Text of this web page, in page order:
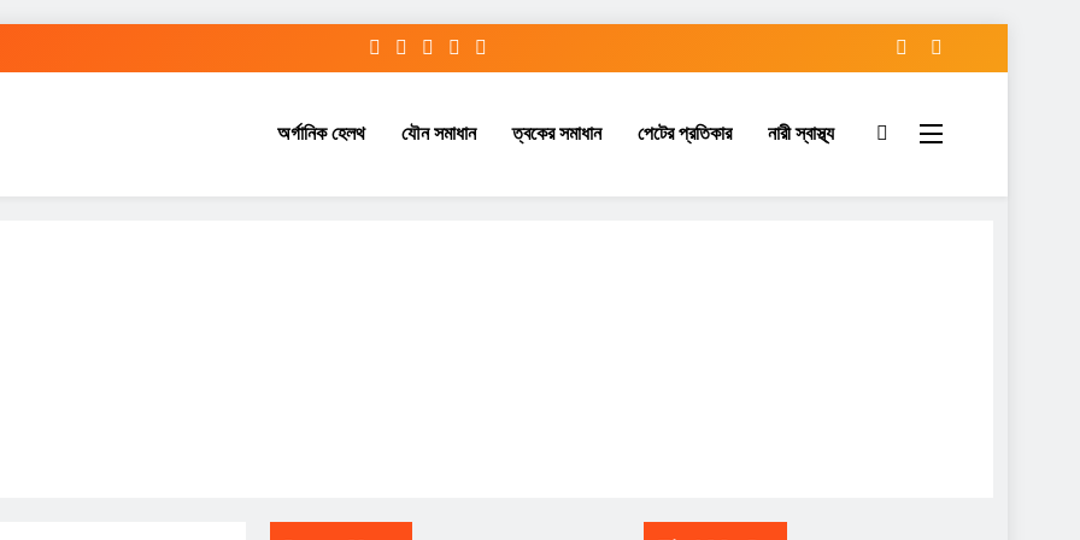
অর্গানিক হেলথ যৌন সমাধান ত্বকের সমাধান পেটের প্রতিকার নারী স্বাস্থ্য